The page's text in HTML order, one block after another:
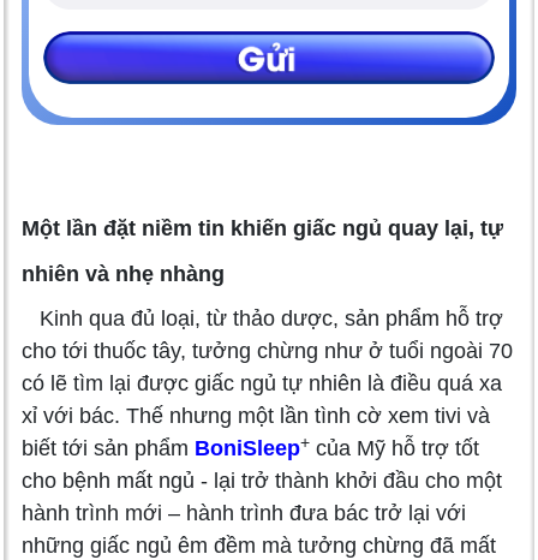
Một lần đặt niềm tin khiến giấc ngủ quay lại, tự
nhiên và nhẹ nhàng
Kinh qua đủ loại, từ thảo dược, sản phẩm hỗ trợ
cho tới thuốc tây, tưởng chừng như ở tuổi ngoài 70
có lẽ tìm lại được giấc ngủ tự nhiên là điều quá xa
xỉ với bác. Thế nhưng một lần tình cờ xem tivi và
biết tới sản phẩm BoniSleep+ của Mỹ hỗ trợ tốt
cho bệnh mất ngủ - lại trở thành khởi đầu cho một
hành trình mới – hành trình đưa bác trở lại với
những giấc ngủ êm đềm mà tưởng chừng đã mất